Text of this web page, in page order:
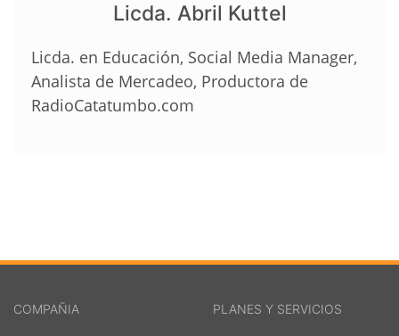
Licda. Abril Kuttel
Licda. en Educación, Social Media Manager,
Analista de Mercadeo, Productora de
RadioCatatumbo.com
COMPAÑIA PLANES Y SERVICIOS